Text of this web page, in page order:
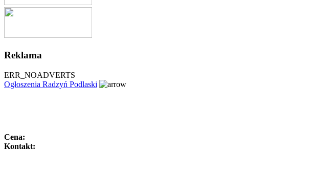
Reklama
ERR_NOADVERTS
Ogłoszenia Radzyń Podlaski
Cena:
Kontakt: